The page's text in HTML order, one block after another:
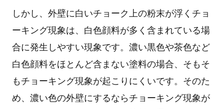
しかし、外壁に白いチョーク上の粉末が浮くチョ
ーキング現象は、白色顔料が多く含まれている場
合に発生しやすい現象です。濃い黒色や茶色など
白色顔料をほとんど含まない塗料の場合、そもそ
もチョーキング現象が起こりにくいです。そのた
め、濃い色の外壁にするならチョーキング現象が